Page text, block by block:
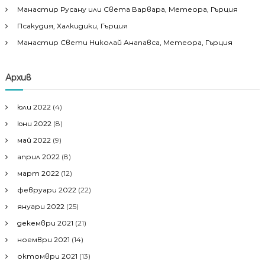
Манастир Русану или Света Варвара, Метеора, Гърция
Псакудия, Халкидики, Гърция
Манастир Свети Николай Анапавса, Метеора, Гърция
Архив
юли 2022 (4)
юни 2022 (8)
май 2022 (9)
април 2022 (8)
март 2022 (12)
февруари 2022 (22)
януари 2022 (25)
декември 2021 (21)
ноември 2021 (14)
октомври 2021 (13)